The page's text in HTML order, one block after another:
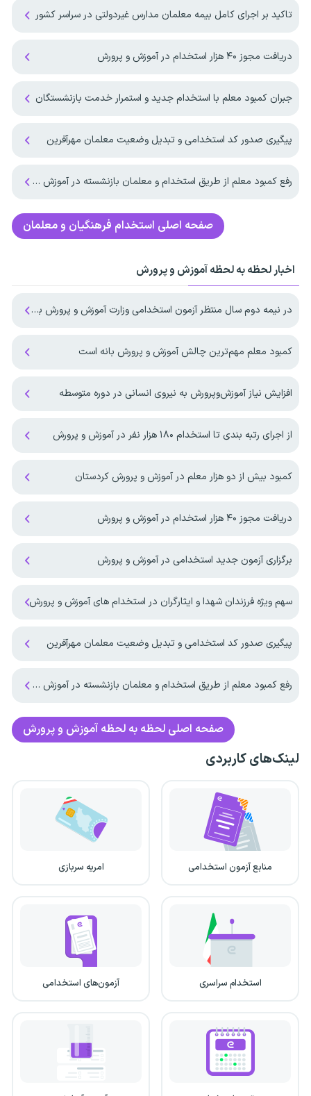
تاکید بر اجرای کامل بیمه معلمان مدارس غیردولتی در سراسر کشور
دریافت مجوز ۴۰ هزار استخدام در آموزش و پرورش
جبران کمبود معلم با استخدام جدید و استمرار خدمت بازنشستگان
پیگیری صدور کد استخدامی و تبدیل وضعیت معلمان مهرآفرین
رفع کمبود معلم از طریق استخدام و معلمان بازنشسته در آموزش و پرورش
صفحه اصلی استخدام فرهنگیان و معلمان
اخبار لحظه به لحظه آموزش و پرورش
در نیمه دوم سال منتظر آزمون استخدامی وزارت آموزش و پرورش باشیم ؟
کمبود معلم مهم‌ترین چالش آموزش و پرورش بانه است
افزایش نیاز آموزش‌وپرورش به نیروی انسانی در دوره متوسطه
از اجرای رتبه بندی تا استخدام ۱۸۰ هزار نفر در آموزش و پرورش
کمبود بیش از دو هزار معلم در آموزش و پرورش کردستان
دریافت مجوز ۴۰ هزار استخدام در آموزش و پرورش
برگزاری آزمون جدید استخدامی در آموزش و پرورش
سهم ویژه فرزندان شهدا و ایثارگران در استخدام های آموزش و پرورش
پیگیری صدور کد استخدامی و تبدیل وضعیت معلمان مهرآفرین
رفع کمبود معلم از طریق استخدام و معلمان بازنشسته در آموزش و پرورش
صفحه اصلی لحظه به لحظه آموزش و پرورش
لینک‌های کاربردی
منابع آزمون استخدامی امریه سربازی
استخدام سراسری آزمون‌های استخدامی